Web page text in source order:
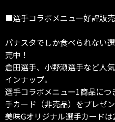
■選手コラボメニュー好評販売
パナスタでしか食べられない
売中！
倉田選手、小野瀬選手など人
インナップ。
選手コラボメニュー1商品に
手カード（非売品）をプレゼン
美味Gオリジナル選手カードは